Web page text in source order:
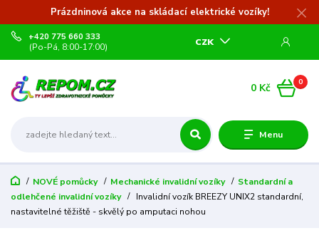
Prázdninová akce na skládací elektrické vozíky!
Menu
CZK
+420 775 660 333
(Po-Pá, 8:00-17:00)
0
0 Kč
NOVÉ pomůcky Mechanické invalidní vozíky
Standardní a
odlehčené invalidní vozíky
Invalidní vozík BREEZY UNIX2 standardní,
nastavitelné těžiště - skvělý po amputaci nohou